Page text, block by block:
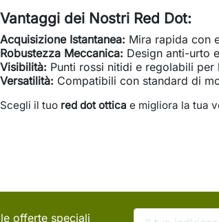
Vantaggi dei Nostri Red Dot:
Acquisizione Istantanea: Mira rapida con
Robustezza Meccanica: Design anti-urto e
Visibilità: Punti rossi nitidi e regolabili per
Versatilità: Compatibili con standard di
Scegli il tuo red dot ottica e migliora la tua
offerte speciali